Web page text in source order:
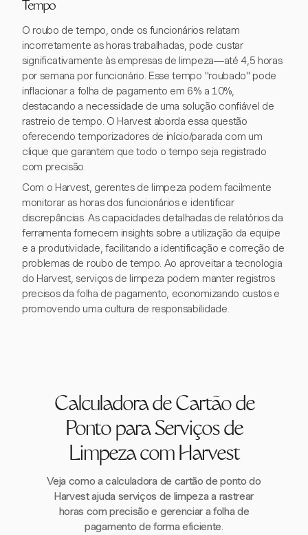
Tempo
O roubo de tempo, onde os funcionários relatam
incorretamente as horas trabalhadas, pode custar
significativamente às empresas de limpeza—até 4,5 horas
por semana por funcionário. Esse tempo "roubado" pode
inflacionar a folha de pagamento em 6% a 10%,
destacando a necessidade de uma solução confiável de
rastreio de tempo. O Harvest aborda essa questão
oferecendo temporizadores de início/parada com um
clique que garantem que todo o tempo seja registrado
com precisão.
Com o Harvest, gerentes de limpeza podem facilmente
monitorar as horas dos funcionários e identificar
discrepâncias. As capacidades detalhadas de relatórios da
ferramenta fornecem insights sobre a utilização da equipe
e a produtividade, facilitando a identificação e correção de
problemas de roubo de tempo. Ao aproveitar a tecnologia
do Harvest, serviços de limpeza podem manter registros
precisos da folha de pagamento, economizando custos e
promovendo uma cultura de responsabilidade.
Calculadora de Cartão de
Ponto para Serviços de
Limpeza com Harvest
Veja como a calculadora de cartão de ponto do
Harvest ajuda serviços de limpeza a rastrear
horas com precisão e gerenciar a folha de
pagamento de forma eficiente.